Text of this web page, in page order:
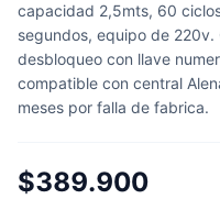
capacidad 2,5mts, 60
segundos, equipo de
desbloqueo con llave
compatible con central
meses por falla de fabrica.
$389.900